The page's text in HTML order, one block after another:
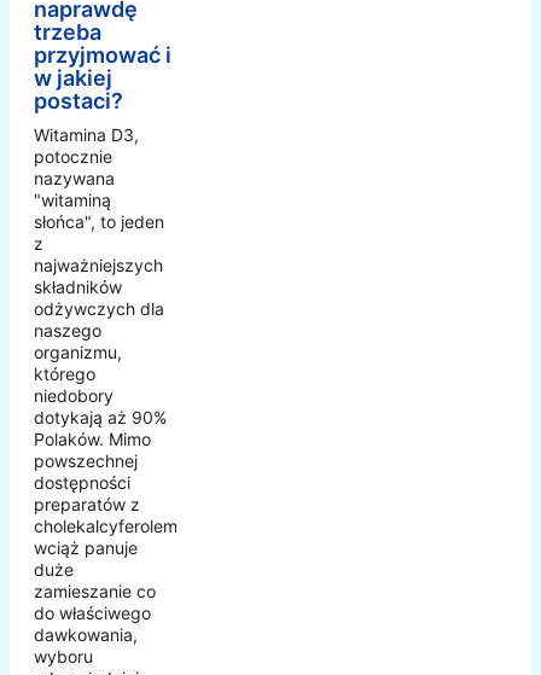
naprawdę
trzeba
przyjmować i
w jakiej
postaci?
Witamina D3,
potocznie
nazywana
"witaminą
słońca", to jeden
z
najważniejszych
składników
odżywczych dla
naszego
organizmu,
którego
niedobory
dotykają aż 90%
Polaków. Mimo
powszechnej
dostępności
preparatów z
cholekalcyferolem,
wciąż panuje
duże
zamieszanie co
do właściwego
dawkowania,
wyboru